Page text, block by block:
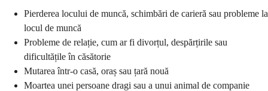
Pierderea locului de muncă, schimbări de carieră sau probleme la
locul de muncă
Probleme de relație, cum ar fi divorțul, despărțirile sau
dificultățile în căsătorie
Mutarea într-o casă, oraș sau țară nouă
Moartea unei persoane dragi sau a unui animal de companie